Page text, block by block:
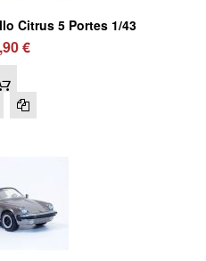
Citrus 5 Portes 1/43
€